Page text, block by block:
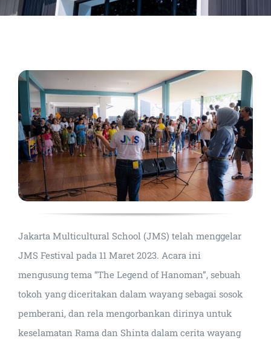
Jakarta Multicultural School (JMS) telah menggelar
JMS Festival pada 11 Maret 2023. Acara ini
mengusung tema “The Legend of Hanoman”, sebuah
tokoh yang diceritakan dalam wayang sebagai sosok
pemberani, dan rela mengorbankan dirinya untuk
keselamatan Rama dan Shinta dalam cerita wayang